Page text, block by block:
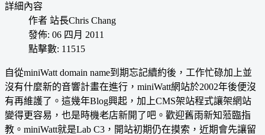
詳細內容
作者 站長Chris Chang
發佈: 06 四月 2011
點擊數: 11515
自從miniWatt domain name到期忘記續約後，工作忙碌加上並
沒有什麼新的音響計畫在進行，miniWatt網站於2002年後便沒
有再維護了。這幾年Blog興起，加上CMS架站程式讓架網站
變得更容易，也是時機老店新開了吧。歡迎舊雨新知蒞臨指
教。miniWatt就是Lab C3，開站初期仍在摸索，近期會先讓留